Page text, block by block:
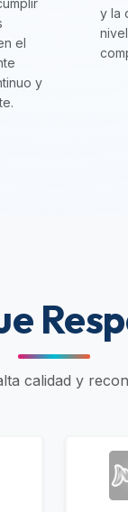
el
y
y la
calidad y